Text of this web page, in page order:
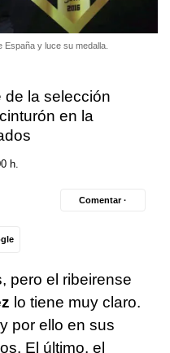
y luce su medalla.
de la selección
en la
h.
Comentar ·
pero el ribeirense
lo tiene muy claro.
por ello en sus
El último, el